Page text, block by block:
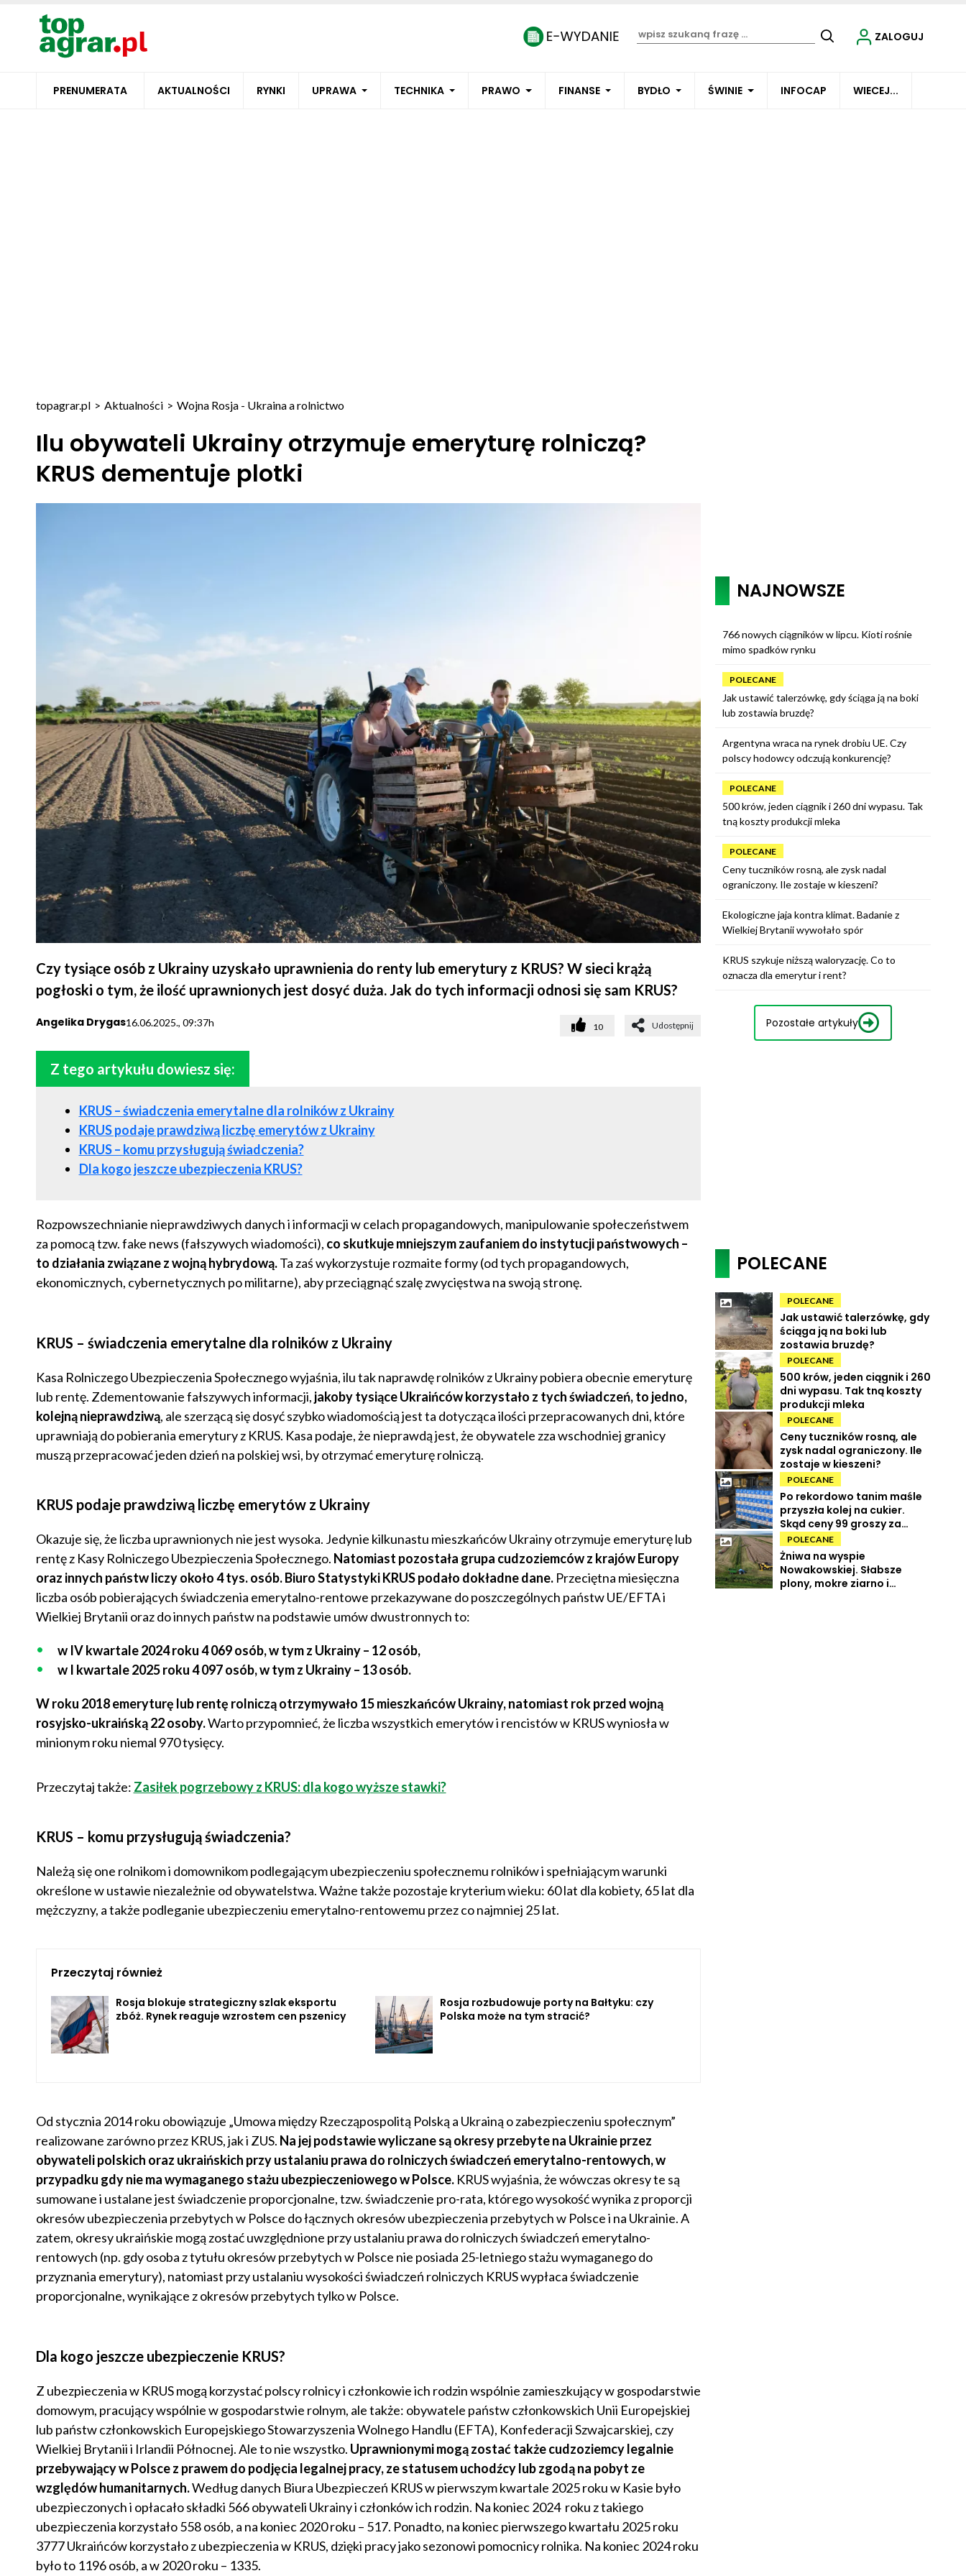
PRENUMERATA AKTUALNOŚCI RYNKI UPRAWA TECHNIKA PRAWO FINANSE BYDŁO ŚWINIE INFOCAP WIECEJ...
ZALOGUJ
topagrar.pl > Aktualności > Wojna Rosja - Ukraina a rolnictwo
Ilu obywateli Ukrainy otrzymuje emeryturę rolniczą?
KRUS dementuje plotki
Czy tysiące osób z Ukrainy uzyskało uprawnienia do renty lub emerytury z KRUS? W sieci krążą
pogłoski o tym, że ilość uprawnionych jest dosyć duża. Jak do tych informacji odnosi się sam KRUS?
Angelika Drygas16.06.2025., 09:37h 10 Udostępnij
Z tego artykułu dowiesz się:
KRUS – świadczenia emerytalne dla rolników z Ukrainy
KRUS podaje prawdziwą liczbę emerytów z Ukrainy
KRUS – komu przysługują świadczenia?
Dla kogo jeszcze ubezpieczenia KRUS?
Rozpowszechnianie nieprawdziwych danych i informacji w celach propagandowych, manipulowanie społeczeństwem
za pomocą tzw. fake news (fałszywych wiadomości), co skutkuje mniejszym zaufaniem do instytucji państwowych –
to działania związane z wojną hybrydową.Ta zaś wykorzystuje rozmaite formy (od tych propagandowych,
ekonomicznych, cybernetycznych po militarne), aby przeciągnąć szalę zwycięstwa na swoją stronę.
KRUS – świadczenia emerytalne dla rolników z Ukrainy
Kasa Rolniczego Ubezpieczenia Społecznego wyjaśnia, ilu tak naprawdę rolników z Ukrainy pobiera obecnie emeryturę
lub rentę. Zdementowanie fałszywych informacji, jakoby tysiące Ukraińców korzystało z tych świadczeń, to jedno,
kolejną nieprawdziwą, ale szerzącą się dosyć szybko wiadomością jest ta dotycząca ilości przepracowanych dni, które
uprawniają do pobierania emerytury z KRUS. Kasa podaje, że nieprawdą jest, że obywatele zza wschodniej granicy
muszą przepracować jeden dzień na polskiej wsi, by otrzymać emeryturę rolniczą.
KRUS podaje prawdziwą liczbę emerytów z Ukrainy
Okazuje się, że liczba uprawnionych nie jest wysoka. Jedynie kilkunastu mieszkańców Ukrainy otrzymuje emeryturę lub
rentę z Kasy Rolniczego Ubezpieczenia Społecznego. Natomiast pozostała grupa cudzoziemców z krajów Europy
oraz innych państw liczy około 4 tys. osób. Biuro Statystyki KRUS podało dokładne dane.Przeciętna miesięczna
liczba osób pobierających świadczenia emerytalno-rentowe przekazywane do poszczególnych państw UE/EFTA i
Wielkiej Brytanii oraz do innych państw na podstawie umów dwustronnych to:
w IV kwartale 2024 roku 4 069 osób, w tym z Ukrainy – 12 osób,
w I kwartale 2025 roku 4 097 osób, w tym z Ukrainy – 13 osób.
W roku 2018 emeryturę lub rentę rolniczą otrzymywało 15 mieszkańców Ukrainy, natomiast rok przed wojną
rosyjsko-ukraińską 22 osoby.Warto przypomnieć, że liczba wszystkich emerytów i rencistów w KRUS wyniosła w
minionym roku niemal 970 tysięcy.
Przeczytaj także: Zasiłek pogrzebowy z KRUS: dla kogo wyższe stawki?
KRUS – komu przysługują świadczenia?
Należą się one rolnikom i domownikom podlegającym ubezpieczeniu społecznemu rolników i spełniającym warunki
określone w ustawie niezależnie od obywatelstwa. Ważne także pozostaje kryterium wieku: 60 lat dla kobiety, 65 lat dla
mężczyzny, a także podleganie ubezpieczeniu emerytalno-rentowemu przez co najmniej 25 lat.
Przeczytaj również
Rosja blokuje strategiczny szlak eksportu
zbóż. Rynek reaguje wzrostem cen pszenicy
Rosja rozbudowuje porty na Bałtyku: czy
Polska może na tym stracić?
Od stycznia 2014 roku obowiązuje „Umowa między Rzecząpospolitą Polską a Ukrainą o zabezpieczeniu społecznym”
realizowane zarówno przez KRUS, jak i ZUS. Na jej podstawie wyliczane są okresy przebyte na Ukrainie przez
obywateli polskich oraz ukraińskich przy ustalaniu prawa do rolniczych świadczeń emerytalno-rentowych, w
przypadku gdy nie ma wymaganego stażu ubezpieczeniowego w Polsce.KRUS wyjaśnia, że wówczas okresy te są
sumowane i ustalane jest świadczenie proporcjonalne, tzw. świadczenie pro-rata, którego wysokość wynika z proporcji
okresów ubezpieczenia przebytych w Polsce do łącznych okresów ubezpieczenia przebytych w Polsce i na Ukrainie. A
zatem, okresy ukraińskie mogą zostać uwzględnione przy ustalaniu prawa do rolniczych świadczeń emerytalno-
rentowych (np. gdy osoba z tytułu okresów przebytych w Polsce nie posiada 25-letniego stażu wymaganego do
przyznania emerytury), natomiast przy ustalaniu wysokości świadczeń rolniczych KRUS wypłaca świadczenie
proporcjonalne, wynikające z okresów przebytych tylko w Polsce.
Dla kogo jeszcze ubezpieczenie KRUS?
Z ubezpieczenia w KRUS mogą korzystać polscy rolnicy i członkowie ich rodzin wspólnie zamieszkujący w gospodarstwie
domowym, pracujący wspólnie w gospodarstwie rolnym, ale także: obywatele państw członkowskich Unii Europejskiej
lub państw członkowskich Europejskiego Stowarzyszenia Wolnego Handlu (EFTA), Konfederacji Szwajcarskiej, czy
Wielkiej Brytanii i Irlandii Północnej. Ale to nie wszystko. Uprawnionymi mogą zostać także cudzoziemcy legalnie
przebywający w Polsce z prawem do podjęcia legalnej pracy, ze statusem uchodźcy lub zgodą na pobyt ze
względów humanitarnych.Według danych Biura Ubezpieczeń KRUS w pierwszym kwartale 2025 roku w Kasie było
ubezpieczonych i opłacało składki 566 obywateli Ukrainy i członków ich rodzin. Na koniec 2024 roku z takiego
ubezpieczenia korzystało 558 osób, a na koniec 2020 roku – 517. Ponadto, na koniec pierwszego kwartału 2025 roku
3777 Ukraińców korzystało z ubezpieczenia w KRUS, dzięki pracy jako sezonowi pomocnicy rolnika. Na koniec 2024 roku
było to 1196 osób, a w 2020 roku – 1335.
NAJNOWSZE
766 nowych ciągników w lipcu. Kioti rośnie
mimo spadków rynku
POLECANE
Jak ustawić talerzówkę, gdy ściąga ją na boki
lub zostawia bruzdę?
Argentyna wraca na rynek drobiu UE. Czy
polscy hodowcy odczują konkurencję?
POLECANE
500 krów, jeden ciągnik i 260 dni wypasu. Tak
tną koszty produkcji mleka
POLECANE
Ceny tuczników rosną, ale zysk nadal
ograniczony. Ile zostaje w kieszeni?
Ekologiczne jaja kontra klimat. Badanie z
Wielkiej Brytanii wywołało spór
KRUS szykuje niższą waloryzację. Co to
oznacza dla emerytur i rent?
Pozostałe artykuły
POLECANE
POLECANE
Jak ustawić talerzówkę, gdy
ściąga ją na boki lub
zostawia bruzdę?
POLECANE
500 krów, jeden ciągnik i 260
dni wypasu. Tak tną koszty
produkcji mleka
POLECANE
Ceny tuczników rosną, ale
zysk nadal ograniczony. Ile
zostaje w kieszeni?
POLECANE
Po rekordowo tanim maśle
przyszła kolej na cukier.
Skąd ceny 99 groszy za
kilogram?
POLECANE
Żniwa na wyspie
Nowakowskiej. Słabsze
plony, mokre ziarno i